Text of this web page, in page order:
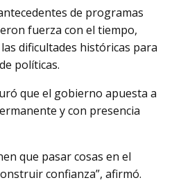
de programas
fuerza con el tiempo,
dificultades históricas para
políticas.
que el gobierno apuesta a
y con presencia
que pasar cosas en el
confianza”, afirmó.